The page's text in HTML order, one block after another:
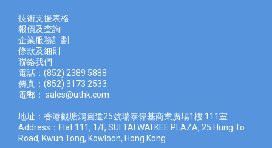
技術支援表格
報價及查詢
企業服務計劃
條款及細則
聯絡我們
電話：(852) 2389 5888
傳真：(852) 3173 2533
電郵： sales@uthk.com
地址：香港觀塘鴻圖道25號瑞泰偉基商業廣場1樓 111室
Address：Flat 111, 1/F, SUI TAI WAI KEE PLAZA, 25 Hung To
Road, Kwun Tong, Kowloon, Hong Kong